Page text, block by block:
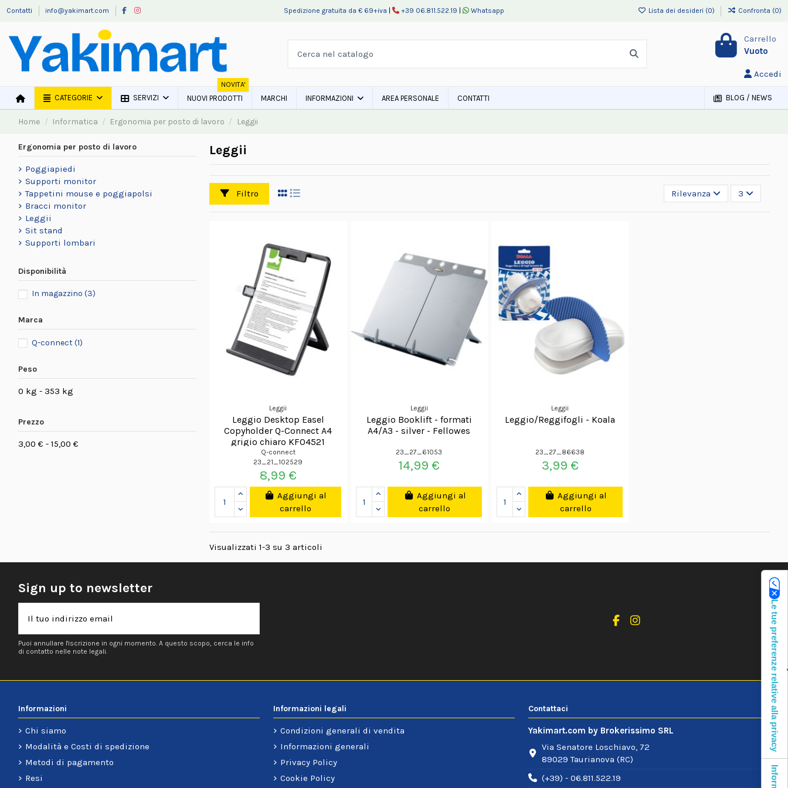
Contatti info@yakimart.com Spedizione gratuita da € 69+iva +39 06.811.522.19 Whatsapp Lista dei desideri (0) Confronta (0)
Carrello
Vuoto
Accedi
CATEGORIE SERVIZI NUOVI PRODOTTI
NOVITA'
MARCHI INFORMAZIONI AREA PERSONALE CONTATTI BLOG / NEWS
Home Informatica Ergonomia per posto di lavoro Leggii
Leggii
Filtro Rilevanza 3
Leggii
Leggio Desktop Easel
Copyholder Q-Connect A4
grigio chiaro KF04521
Q-connect
23_21_102529
8,99 €
Aggiungi al
carrello
Leggii
Leggio Booklift - formati
A4/A3 - silver - Fellowes
23_27_61053
14,99 €
Aggiungi al
carrello
Leggii
Leggio/Reggifogli - Koala
23_27_86638
3,99 €
Aggiungi al
carrello
Visualizzati 1-3 su 3 articoli
Ergonomia per posto di lavoro
Poggiapiedi
Supporti monitor
Tappetini mouse e poggiapolsi
Bracci monitor
Leggii
Sit stand
Supporti lombari
Disponibilità
In magazzino(3)
Marca
Q-connect(1)
Peso
0 kg - 353 kg
Prezzo
3,00 € - 15,00 €
Sign up to newsletter
Puoi annullare l'iscrizione in ogni momento. A questo scopo, cerca le info
di contatto nelle note legali.
Informazioni
Chi siamo
Modalità e Costi di spedizione
Metodi di pagamento
Resi
Informazioni legali
Condizioni generali di vendita
Informazioni generali
Privacy Policy
Cookie Policy
Contattaci
Yakimart.com by Brokerissimo SRL
Via Senatore Loschiavo, 72
89029 Taurianova (RC)
(+39) - 06.811.522.19
Le tue preferenze relative alla privacy